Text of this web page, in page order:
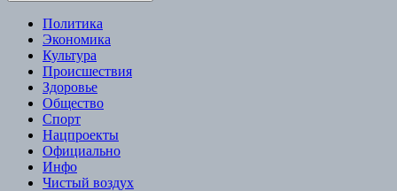
Политика
Экономика
Культура
Происшествия
Здоровье
Общество
Спорт
Нацпроекты
Официально
Инфо
Чистый воздух